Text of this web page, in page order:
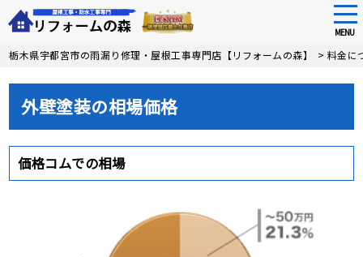
Skip
main
content
MENU
栃木県宇都宮市の雨漏り修理・屋根工事専門店【リフォームの森】 > 料金に
外壁塗装の相場価格
価格コムでの相場